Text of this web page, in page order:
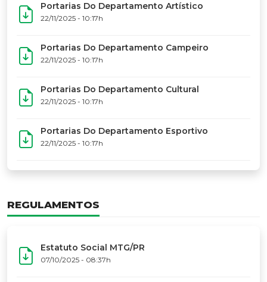
Portarias Do Departamento Artístico
22/11/2025 - 10:17h
Portarias Do Departamento Campeiro
22/11/2025 - 10:17h
Portarias Do Departamento Cultural
22/11/2025 - 10:17h
Portarias Do Departamento Esportivo
22/11/2025 - 10:17h
REGULAMENTOS
Estatuto Social MTG/PR
07/10/2025 - 08:37h